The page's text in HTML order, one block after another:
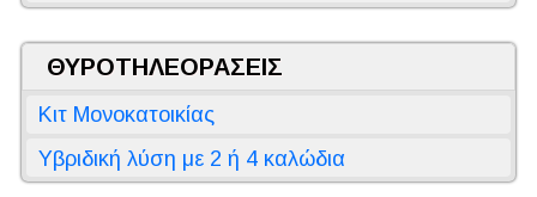
ΘΥΡΟΤΗΛΕΟΡΑΣΕΙΣ
Κιτ Μονοκατοικίας
Υβριδική λύση με 2 ή 4 καλώδια